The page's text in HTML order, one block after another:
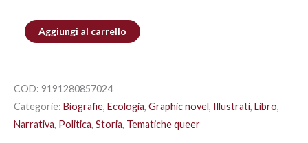
Aggiungi al carrello
COD: 9191280857024
Categorie: Biografie, Ecologia, Graphic novel, Illustrati, Libro,
Narrativa, Politica, Storia, Tematiche queer